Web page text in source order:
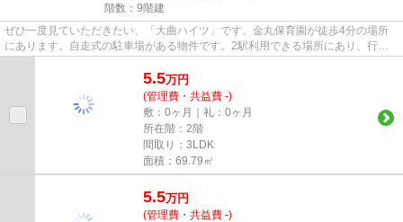
階数：9階建
ぜひ一度見ていただきたい、「大曲ハイツ」です。金丸保育園が徒歩4分の場所
にあります。自走式の駐車場がある物件です。2駅利用できる場所にあり、行き
先に応じて乗車駅の使い分けが...
5.5万円
(管理費・共益費 -)
敷：0ヶ月｜礼：0ヶ月
所在階：2階
間取り：3LDK
面積：69.79㎡
5.5万円
(管理費・共益費 -)